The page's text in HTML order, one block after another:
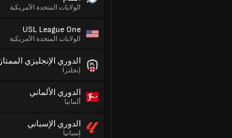
الولايات المتحدة الأمريكية
USL League One
الولايات المتحدة الأمريكية
الدوري الإنجليزي الممتاز
إنجلترا
الدوري الألماني
ألمانيا
الدوري الإسباني
إسبانيا